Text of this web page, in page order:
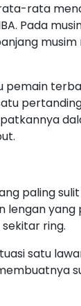
rata
Pada
paling sulit
ring.
satu